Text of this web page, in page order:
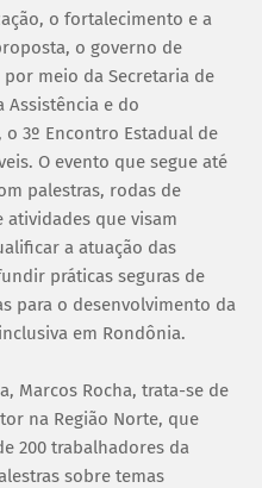
o fortalecimento e a
o governo de
meio da Secretaria de
Assistência e do
o 3º Encontro Estadual de
O evento que segue até
palestras, rodas de
atividades que visam
a atuação das
práticas seguras de
para o desenvolvimento da
em Rondônia.
Marcos Rocha, trata-se de
na Região Norte, que
200 trabalhadores da
sobre temas